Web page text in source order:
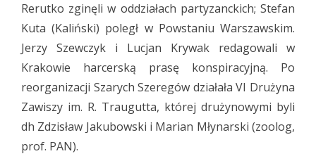
Rerutko zginęli w oddziałach partyzanckich; Stefan
Kuta (Kaliński) poległ w Powstaniu Warszawskim.
Jerzy Szewczyk i Lucjan Krywak redagowali w
Krakowie harcerską prasę konspiracyjną. Po
reorganizacji Szarych Szeregów działała VI Drużyna
Zawiszy im. R. Traugutta, której drużynowymi byli
dh Zdzisław Jakubowski i Marian Młynarski (zoolog,
prof. PAN).